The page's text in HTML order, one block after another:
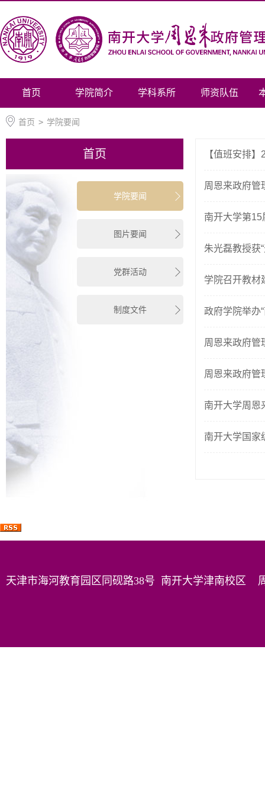
首页 学院简介 学科系所 师资队伍
首页 > 学院要闻
首页
学院要闻
图片要闻
党群活动
制度文件
【值班安排
周恩来政府管
南开大学第15
朱光磊教授获
学院召开教材
政府学院举办
周恩来政府管
周恩来政府管
南开大学周恩
南开大学国家
天津市海河教育园区同砚路38号 南开大学津南校区